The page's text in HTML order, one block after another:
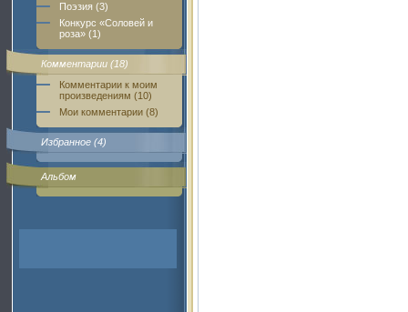
Поэзия (3)
Конкурс «Соловей и
роза» (1)
Комментарии (18)
Комментарии к моим
произведениям (10)
Мои комментарии (8)
Избранное (4)
Альбом